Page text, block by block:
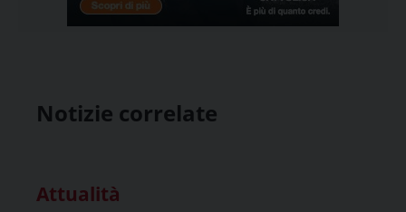
Notizie correlate
Attualità